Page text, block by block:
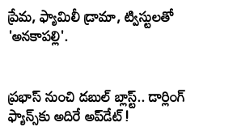
ప్రేమ, ఫ్యామిలీ డ్రామా, ట్విస్టులతో
'అనకాపల్లి'.
ప్రభాస్ నుంచి డబుల్ బ్లాస్ట్.. డార్లింగ్
ఫ్యాన్స్‌కు అదిరే అప్‌డేట్!